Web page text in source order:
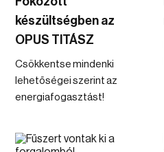
készültségben az
OPUS TITÁSZ
Csökkentse mindenki
lehetőségei szerint az
energiafogasztást!